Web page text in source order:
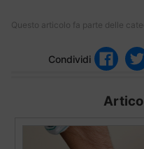
Questo articolo fa parte delle
Condividi